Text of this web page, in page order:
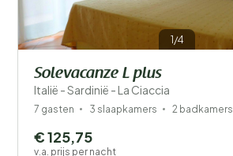
Ligging
Type vakantiehuisje
Populaire filters
1/4
Solevacanze L plus
Italië - Sardinië - La Ciaccia
7 gasten 3 slaapkamers 2 badkamers
€ 125,75
v.a. prijs per nacht